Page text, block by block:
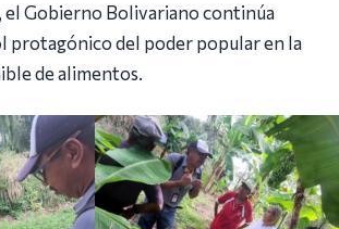
el Gobierno Bolivariano continúa
protagónico del poder popular en la
de alimentos.